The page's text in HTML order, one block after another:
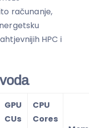
računanje,
HPC i
GPU
CUs
CPU
Cores